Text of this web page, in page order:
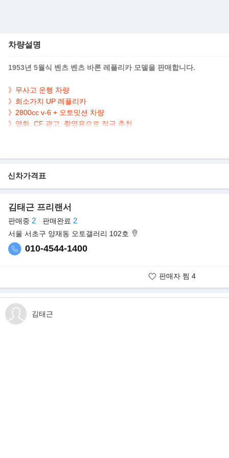
차량설명
1953년 5월식 벤츠 벤츠 바론 레플리카 모델을 판매합니다.
》 무사고 운행 차량
》희소가치 UP 레플리카
》2800cc v-6 + 오토밋션 차량
》영화, CF 광고, 촬영용으로 적극 추천
▶본 차량상태..
- 무사고 운행
- 연식대비 짧은주행
- 희소가치 UP 레플리카
- 세련된 느낌의 흰색투톤
- 사진 그대로의 실매물임을 강조
- 깔끔하게 관리된 내/외관 보유중
신차가격표
김태근 프리랜서
판매중 2 판매완료 2
서울 서초구 양재동 오토갤러리 102호
010-4544-1400
판매자 찜 4
판매자 보유매물
김태근